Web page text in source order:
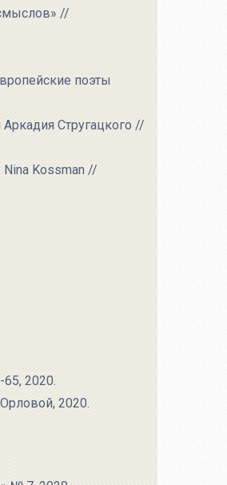
//
поэты
Стругацкого //
Nina Kossman //
2020.
2020.